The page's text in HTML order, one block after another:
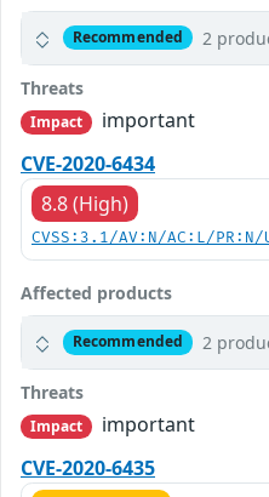
Recommended 2
Threats
Impact
important
CVE-2020-6434
8.8 (High)
CVSS:3.1/AV:N/AC:L/
Affected products
Recommended 2
Threats
Impact
important
CVE-2020-6435